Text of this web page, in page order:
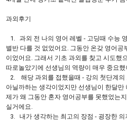
과외후기
1. 과외 전 나의 영어 레벨 - 고딩때 수능
별반 다를 것 없었어요. 그동안 온갖 영어
이었어요. 그래서 기초 과외를 찾고 시도했
따로놀았기에 선생님의 역량이 매우 중요했
2. 해당 과외를 접했을때 - 강의 첫단계의
아닐까하는 생각이었지만 선생님이 한달
제가 왜 그동안 혼자 영어공부를 못했었는
실거에요.
3. 내가 생각하는 최고의 장점 - 굉장한 의